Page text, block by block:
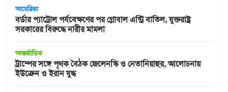
আমেরিকা
বর্ডার প্যাট্রোল পর্যবেক্ষণের পর গ্লোবাল এন্ট্রি বাতিল, যুক্তরাষ্ট্র
সরকারের বিরুদ্ধে নারীর মামলা
আন্তর্জাতিক
ট্রাম্পের সঙ্গে পৃথক বৈঠক জেলেনস্কি ও নেতানিয়াহুর, আলোচনায়
ইউক্রেন ও ইরান যুদ্ধ